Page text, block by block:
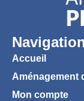
Accueil
Aménagement
Mon compte